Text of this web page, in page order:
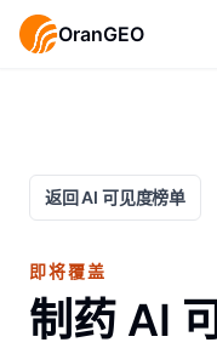
OranGEO
返回 AI 可见度榜单
即将覆盖
制药 AI